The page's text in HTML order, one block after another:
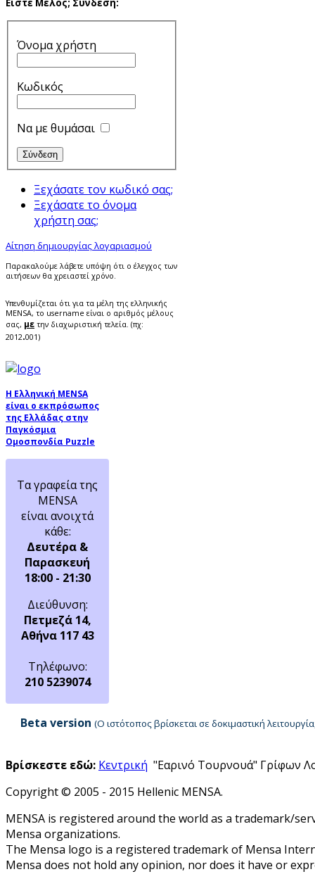
Είστε Μέλος; Σύνδεση:
Όνομα χρήστη
Κωδικός
Να με θυμάσαι
Ξεχάσατε τον κωδικό σας;
Ξεχάσατε το όνομα
χρήστη σας;
Αίτηση δημιουργίας λογαριασμού
Παρακαλούμε λάβετε υπόψη ότι ο έλεγχος των
αιτήσεων θα χρειαστεί χρόνο.
Υπενθυμίζεται ότι για τα μέλη της ελληνικής
MENSA, το username είναι ο αριθμός μέλους
σας, με την διαχωριστική τελεία. (πχ:
2012.001)
Η Ελληνική MENSA
είναι ο εκπρόσωπος
της Ελλάδας στην
Παγκόσμια
Ομοσπονδία Puzzle
Τα γραφεία της
MENSA
είναι ανοιχτά
κάθε:
Δευτέρα &
Παρασκευή
18:00 - 21:30
Διεύθυνση:
Πετμεζά 14,
Αθήνα 117 43
Τηλέφωνο:
210 5239074
Beta version (Ο ιστότοπος βρίσκεται σε δοκιμαστική
Βρίσκεστε εδώ: Κεντρική "Εαρινό Τουρνουά" Γρίφων
Copyright © 2005 - 2015 Hellenic MENSA.
MENSA is registered around the world as a trademark/
Mensa organizations.
The Mensa logo is a registered trademark of Mensa
Mensa does not hold any opinion, nor does it have or